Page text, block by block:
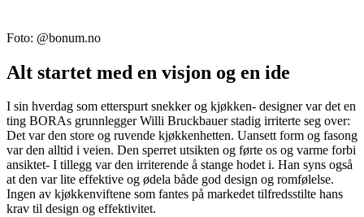
Foto: @bonum.no
Alt startet med en visjon og en ide
I sin hverdag som etterspurt snekker og kjøkken- designer var det en
ting BORAs grunnlegger Willi Bruckbauer stadig irriterte seg over:
Det var den store og ruvende kjøkkenhetten. Uansett form og fasong
var den alltid i veien. Den sperret utsikten og førte os og varme forbi
ansiktet- I tillegg var den irriterende å stange hodet i. Han syns også
at den var lite effektive og ødela både god design og romfølelse.
Ingen av kjøkkenviftene som fantes på markedet tilfredsstilte hans
krav til design og effektivitet.